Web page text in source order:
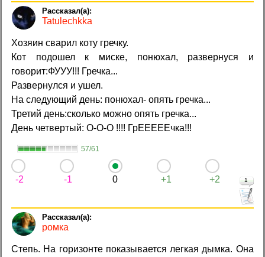
Tatulechkka
Хозяин сварил коту гречку.
Кот подошел к миске, понюхал, развернуся и
говорит:ФУУУ!!! Гречка...
Развернулся и ушел.
На следующий день: понюхал- опять гречка...
Третий день:сколько можно опять гречка...
День четвертый: О-О-О !!!! ГрЕЕЕЕЕчка!!!
57/61
-2 -1 0 +1 +2 1
ромка
Степь. Hа горизонте показывается легкая дымка. Она